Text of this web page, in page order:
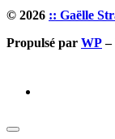
© 2026 :: Gaëlle
Propulsé par WP–